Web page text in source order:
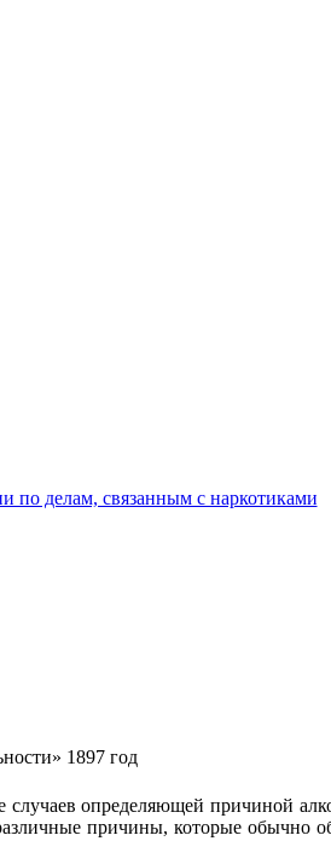
1897 год
определяющей причиной
причины, которые обычно